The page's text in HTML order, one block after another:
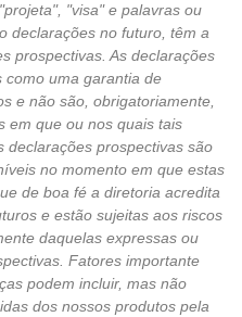
"visa" e palavras ou
declarações no futuro, têm a
prospectivas. As declarações
como uma garantia de
e não são, obrigatoriamente,
em que ou nos quais tais
declarações prospectivas são
no momento em que estas
de boa fé a diretoria acredita
e estão sujeitas aos riscos
daquelas expressas ou
Fatores importante
podem incluir, mas não
dos nossos produtos pela